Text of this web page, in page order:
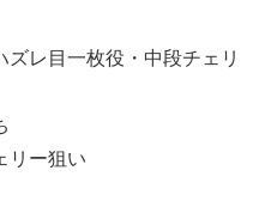
レ目一枚役・中段チェリ
リー狙い